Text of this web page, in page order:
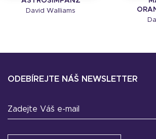
David Walliams
ODEBÍREJTE NÁŠ NEWSLETTER
Zadejte Váš e-mail